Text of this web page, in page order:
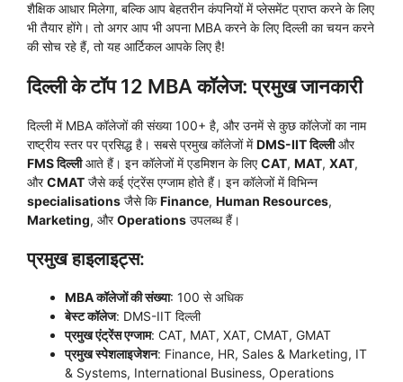
शैक्षिक आधार मिलेगा, बल्कि आप बेहतरीन कंपनियों में प्लेसमेंट प्राप्त करने के लिए
भी तैयार होंगे। तो अगर आप भी अपना MBA करने के लिए दिल्ली का चयन करने
की सोच रहे हैं, तो यह आर्टिकल आपके लिए है!
दिल्ली के टॉप 12 MBA कॉलेज: प्रमुख जानकारी
दिल्ली में MBA कॉलेजों की संख्या 100+ है, और उनमें से कुछ कॉलेजों का नाम
राष्ट्रीय स्तर पर प्रसिद्ध है। सबसे प्रमुख कॉलेजों मेंDMS-IIT दिल्लीऔर
FMS दिल्लीआते हैं। इन कॉलेजों में एडमिशन के लिएCAT, MAT, XAT,
औरCMAT जैसे कई एंट्रेंस एग्जाम होते हैं। इन कॉलेजों में विभिन्न
specialisations जैसे किFinance, Human Resources,
Marketing, औरOperations उपलब्ध हैं।
प्रमुख हाइलाइट्स:
MBA कॉलेजों की संख्या: 100 से अधिक
बेस्ट कॉलेज: DMS-IIT दिल्ली
प्रमुख एंट्रेंस एग्जाम: CAT, MAT, XAT, CMAT, GMAT
प्रमुख स्पेशलाइजेशन: Finance, HR, Sales & Marketing, IT
& Systems, International Business, Operations